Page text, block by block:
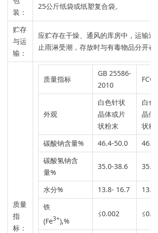
装：
25公斤纸袋或纸塑复合袋。
贮存
与运
输：
应贮存在干燥、通风的库房中，运输过
止雨淋受潮，存放时与有毒物品分开存放
质量
指
标：
质量指标
GB 25586-
2010
FCC
外观
白色针状
晶体或片
状粉末
白色
晶体
状粉末
碳酸钠含量%
46.4-50.0
46.4-
碳酸氢钠含
量%
35.0-38.6 35.0-
水分% 13.8- 16.7
13.8-
铁
(Fe3+),%
≤0.002